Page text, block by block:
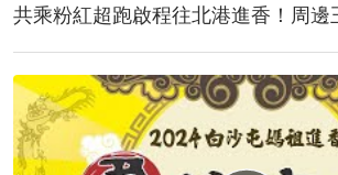
共乘粉紅超跑啟程往北港進香！周邊